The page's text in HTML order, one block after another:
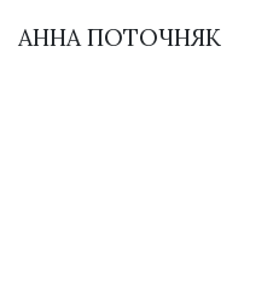
АННА ПОТОЧНЯК